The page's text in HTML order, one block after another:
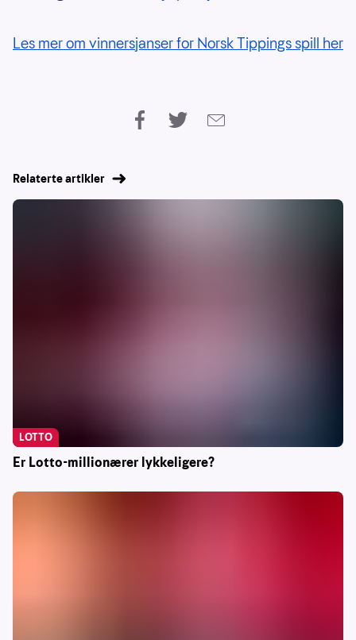
Les mer om vinnersjanser for Norsk Tippings spill her
Relaterte artikler
Er Lotto-millionærer lykkeligere?
LOTTO